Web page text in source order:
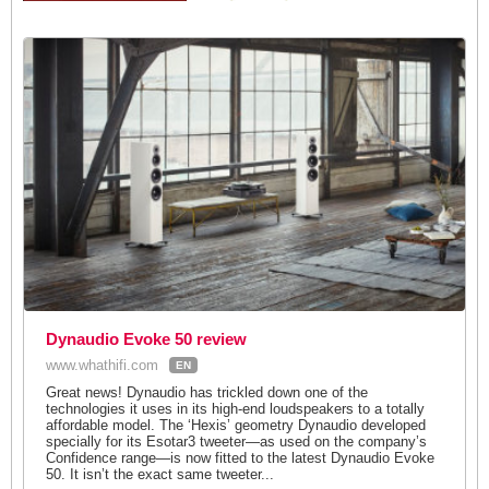
Dynaudio Evoke 50 review
www.whathifi.com EN
Great news! Dynaudio has trickled down one of the
technologies it uses in its high-end loudspeakers to a totally
affordable model. The ‘Hexis’ geometry Dynaudio developed
specially for its Esotar3 tweeter—as used on the company’s
Confidence range—is now fitted to the latest Dynaudio Evoke
50. It isn’t the exact same tweeter...